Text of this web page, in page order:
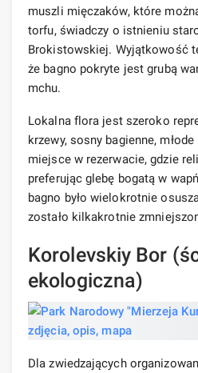
muszli mięczaków, które
torfu, świadczy o istnieniu
Brokistowskiej. Wyjątkowość
że bagno pokryte jest grubą
mchu.
Lokalna flora jest szeroko
krzewy, sosny bagienne,
miejsce w rezerwacie, gdzie
preferując glebę bogatą w
bagno było wielokrotnie
zostało kilkakrotnie
Korolevskiy Bor
ekologiczna)
Dla zwiedzających